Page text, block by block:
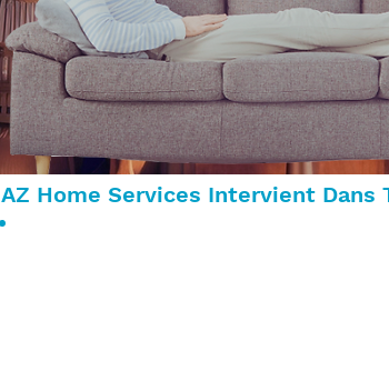
AZ Home Services Intervient Dans